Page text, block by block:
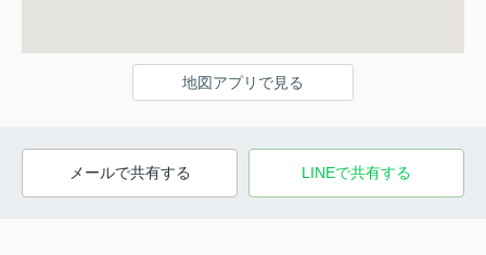
地図アプリで見る
メールで共有する LINEで共有する